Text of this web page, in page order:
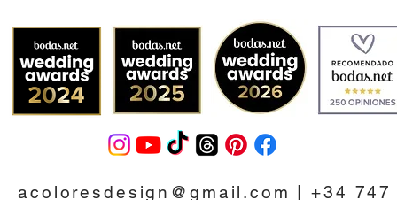
acoloresdesign@gmail.com | +34